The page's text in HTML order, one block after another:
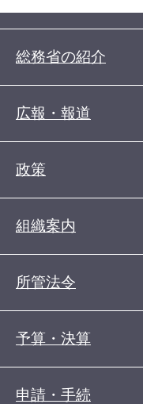
総務省の紹介
広報・報道
政策
組織案内
所管法令
予算・決算
申請・手続